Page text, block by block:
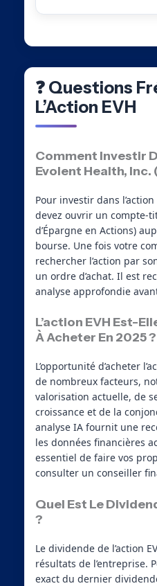
❓ Questions
L’Action EVH
Comment Investir
Evolent Health, Inc.
Pour investir dans
devez ouvrir un compte-
d’Épargne en Actions)
bourse. Une fois votre
rechercher l’action par
un ordre d’achat. Il est
analyse approfondie
L’action EVH Est-
À Acheter En 2025 ?
L’opportunité d’acheter
de nombreux facteurs,
valorisation actuelle, de
croissance et de la
analyse IA fournit une
les données financières
essentiel de faire vos
consulter un conseiller
Quel Est Le
?
Le dividende de l’action
résultats de l’entreprise.
exact du dernier